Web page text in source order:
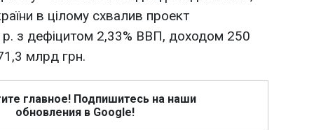
в цілому схвалив проект
з дефіцитом 2,33% ВВП, доходом 250
млрд грн.
главное! Подпишитесь на наши
обновления в Google!